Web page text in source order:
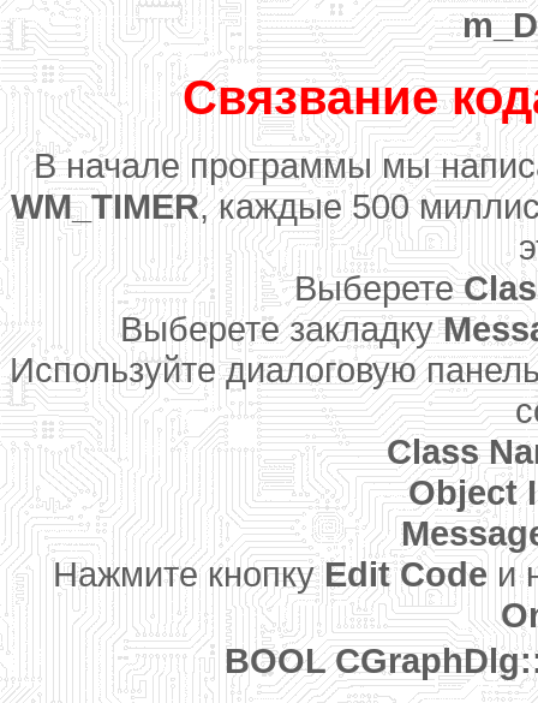
Связвание
В начале программы мы
WM_TIMER, каждые 500
Выберете
Выберете закладку
Используйте диалоговую
Class
Object
Нажмите кнопкуEdit Code и
BOOL